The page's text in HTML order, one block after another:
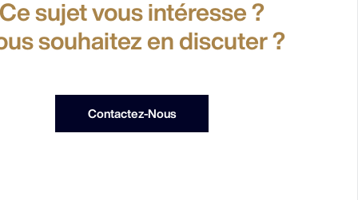
Ce sujet vous intéresse ?
souhaitez en discuter ?
Contactez-Nous